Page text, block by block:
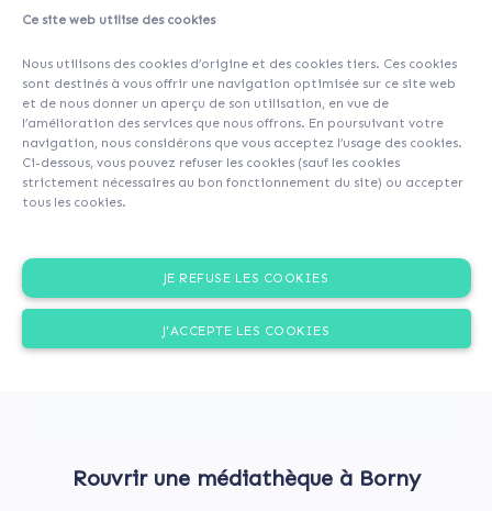
Ce site web utilise des cookies
Nous utilisons des cookies d’origine et des cookies tiers. Ces cookies
sont destinés à vous offrir une navigation optimisée sur ce site web
et de nous donner un aperçu de son utilisation, en vue de
l’amélioration des services que nous offrons. En poursuivant votre
navigation, nous considérons que vous acceptez l’usage des cookies.
Ci-dessous, vous pouvez refuser les cookies (sauf les cookies
strictement nécessaires au bon fonctionnement du site) ou accepter
tous les cookies.
JE REFUSE LES COOKIES
J'ACCEPTE LES COOKIES
Rouvrir une médiathèque à Borny